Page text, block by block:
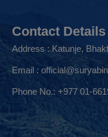
Contact Details
Address : Katunje,
Email :
Phone No.: +977 01-